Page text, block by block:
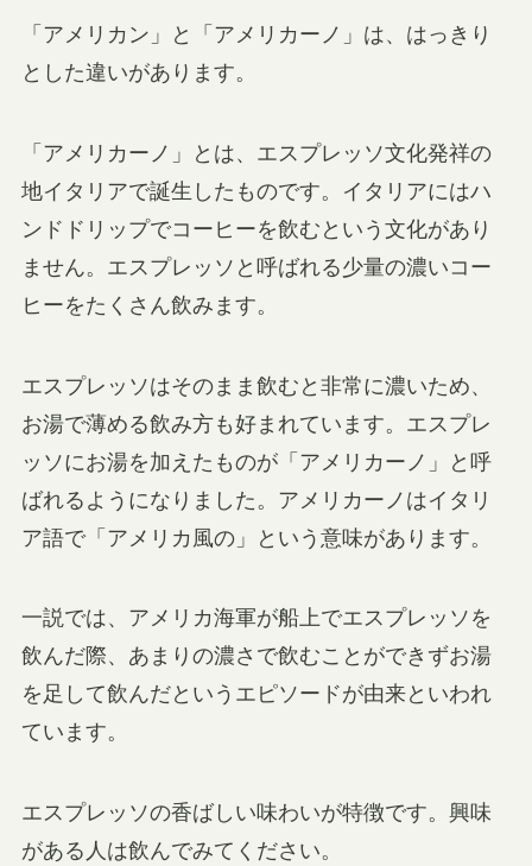
「アメリカン」と「アメリカーノ」は、はっきり
とした違いがあります。
「アメリカーノ」とは、エスプレッソ文化発祥の
地イタリアで誕生したものです。イタリアにはハ
ンドドリップでコーヒーを飲むという文化があり
ません。エスプレッソと呼ばれる少量の濃いコー
ヒーをたくさん飲みます。
エスプレッソはそのまま飲むと非常に濃いため、
お湯で薄める飲み方も好まれています。エスプレ
ッソにお湯を加えたものが「アメリカーノ」と呼
ばれるようになりました。アメリカーノはイタリ
ア語で「アメリカ風の」という意味があります。
一説では、アメリカ海軍が船上でエスプレッソを
飲んだ際、あまりの濃さで飲むことができずお湯
を足して飲んだというエピソードが由来といわれ
ています。
エスプレッソの香ばしい味わいが特徴です。興味
がある人は飲んでみてください。